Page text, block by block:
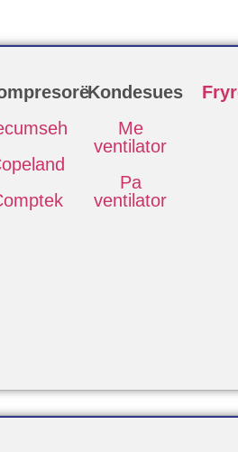
Kondesues
Me
ventilator
Pa
ventilator